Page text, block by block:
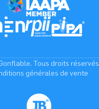
Tous droits réservés
générales de vente